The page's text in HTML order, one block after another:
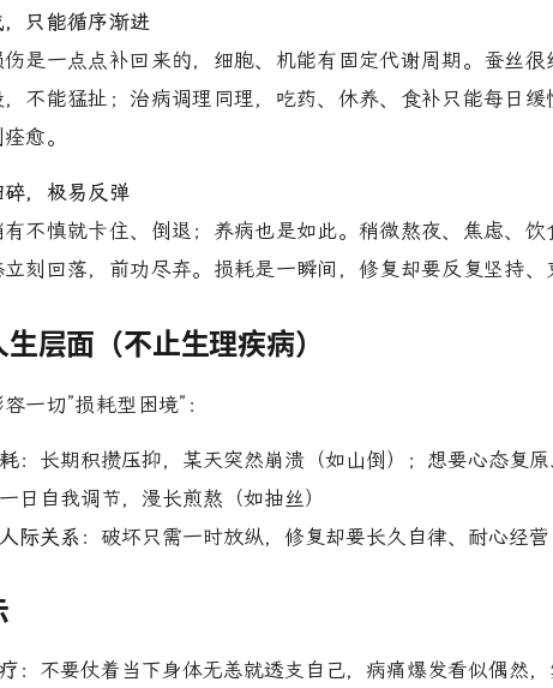
只能循序渐进
是一点点补回来的，细胞、机能有固定代谢周期。蚕丝很
不能猛扯；治病调理同理，吃药、休养、食补只能每日缓
愈。
，极易反弹
不慎就卡住、倒退；养病也是如此。稍微熬夜、焦虑、饮
刻回落，前功尽弃。损耗是一瞬间，修复却要反复坚持、
层面（不止生理疾病）
一切”损耗型困境”：
：长期积攒压抑，某天突然崩溃（如山倒）；想要心态复
日自我调节，漫长煎熬（如抽丝）
际关系 ：破坏只需一时放纵，修复却要长久自律、耐心经营
：不要仗着当下身体无恙就透支自己，病痛爆发看似偶然